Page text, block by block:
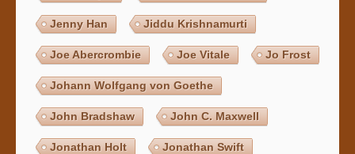
Jenny Han Jiddu Krishnamurti
Joe Abercrombie Joe Vitale Jo Frost
Johann Wolfgang von Goethe
John Bradshaw John C. Maxwell
Jonathan Holt Jonathan Swift